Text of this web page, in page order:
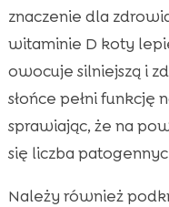
znaczenie dla
witaminie D koty
owocuje silniejszą i
słońce pełni funkcję
sprawiając, że na
się liczba
Należy również